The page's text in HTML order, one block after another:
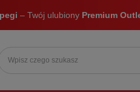
– Twój ulubiony Premium